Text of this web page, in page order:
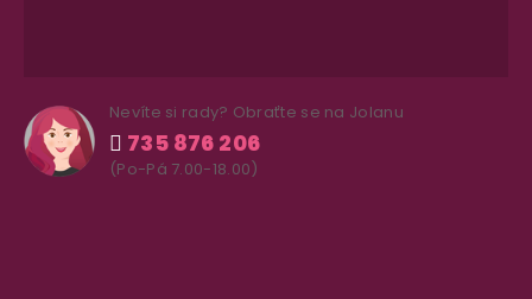
Nevíte si rady? Obraťte se na Jolanu
735 876 206
(Po-Pá 7.00-18.00)